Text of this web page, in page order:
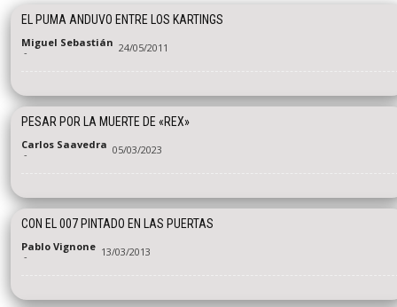
EL PUMA ANDUVO ENTRE LOS KARTINGS
Miguel Sebastián
- 24/05/2011
PESAR POR LA MUERTE DE «REX»
Carlos Saavedra
- 05/03/2023
CON EL 007 PINTADO EN LAS PUERTAS
Pablo Vignone
- 13/03/2013